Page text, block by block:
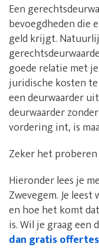
Een
bevoegdheden die
geld krijgt.
goede relatie met
juridische kosten
een deurwaarder
deurwaarder
vordering int, is
Zeker het proberen
Hieronder lees je
Zwevegem. Je
en hoe het komt
is. Wil je graag een
dan gratis